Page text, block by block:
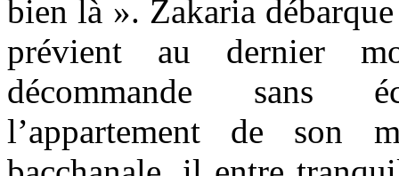
bien là ». Zakaria
prévient au dernier
décommande sans
l’appartement de son